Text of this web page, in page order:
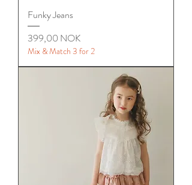
Funky Jeans
Цена
399,00 NOK
Mix & Match 3 for 2